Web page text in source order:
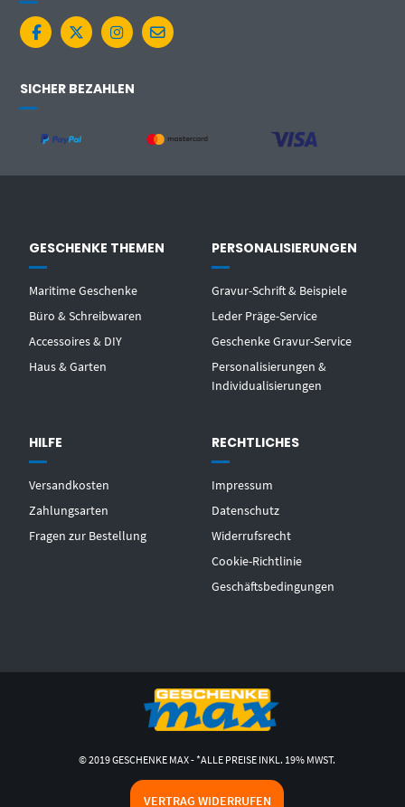
SICHER BEZAHLEN
GESCHENKE THEMEN
Maritime Geschenke
Büro & Schreibwaren
Accessoires & DIY
Haus & Garten
PERSONALISIERUNGEN
Gravur-Schrift & Beispiele
Leder Präge-Service
Geschenke Gravur-Service
Personalisierungen &
Individualisierungen
HILFE
Versandkosten
Zahlungsarten
Fragen zur Bestellung
RECHTLICHES
Impressum
Datenschutz
Widerrufsrecht
Cookie-Richtlinie
Geschäftsbedingungen
© 2019 GESCHENKE MAX - *ALLE PREISE INKL. 19% MWST.
VERTRAG WIDERRUFEN